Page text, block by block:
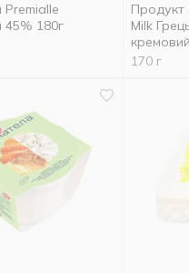
Premialle
45% 180г
Продукт
Milk
170 г